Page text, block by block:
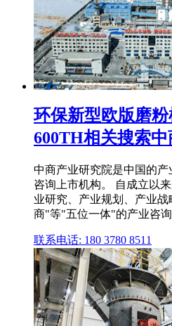
环保新型欧版磨
600TH相关搜索中
中商产业研究院是中国的
咨询上市机构。 自成立以
业研究、产业规划、产业
商"等"五位一体"的产业咨询
联系电话: 180 3780 8511